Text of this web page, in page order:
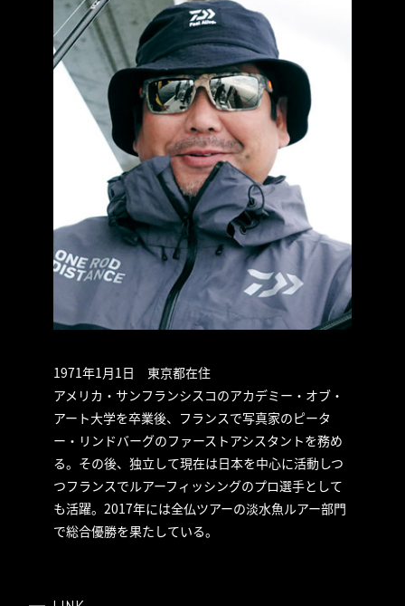
1971年1月1日 東京都在住
アメリカ・サンフランシスコのアカデミー・オブ・
アート大学を卒業後、フランスで写真家のピータ
ー・リンドバーグのファーストアシスタントを務め
る。その後、独立して現在は日本を中心に活動しつ
つフランスでルアーフィッシングのプロ選手として
も活躍。2017年には全仏ツアーの淡水魚ルアー部門
で総合優勝を果たしている。